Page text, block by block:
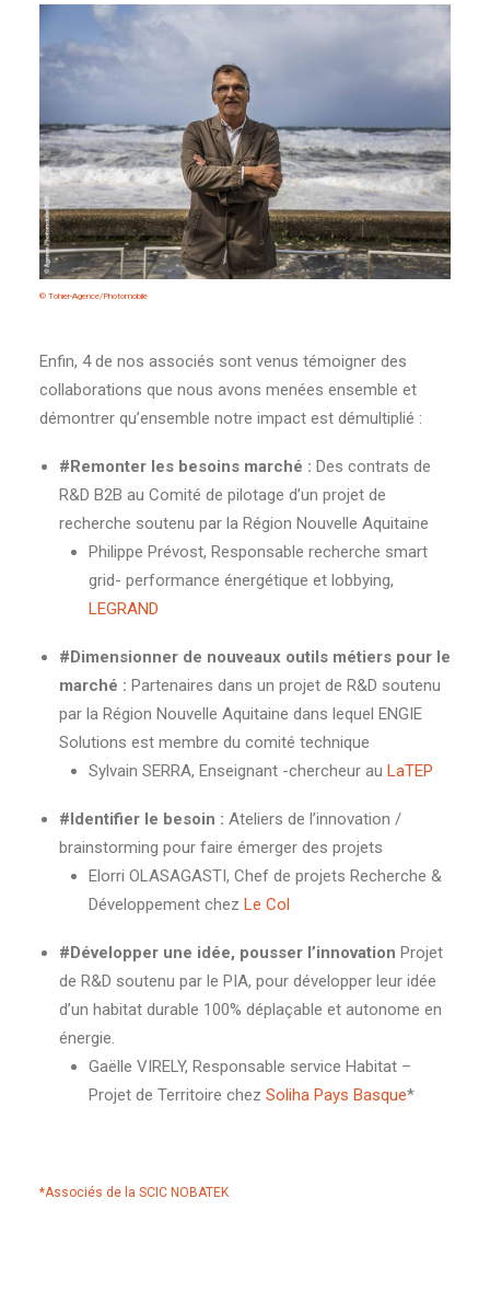
© Tohier-Agence/Photomobile
Enfin, 4 de nos associés sont venus témoigner des
collaborations que nous avons menées ensemble et
démontrer qu’ensemble notre impact est démultiplié :
#Remonter les besoins marché : Des contrats de
R&D B2B au Comité de pilotage d’un projet de
recherche soutenu par la Région Nouvelle Aquitaine
Philippe Prévost, Responsable recherche smart
grid- performance énergétique et lobbying,
LEGRAND
#Dimensionner de nouveaux outils métiers pour le
marché : Partenaires dans un projet de R&D soutenu
par la Région Nouvelle Aquitaine dans lequel ENGIE
Solutions est membre du comité technique
Sylvain SERRA, Enseignant -chercheur au LaTEP
#Identifier le besoin : Ateliers de l’innovation /
brainstorming pour faire émerger des projets
Elorri OLASAGASTI, Chef de projets Recherche &
Développement chez Le Col
#Développer une idée, pousser l’innovation Projet
de R&D soutenu par le PIA, pour développer leur idée
d’un habitat durable 100% déplaçable et autonome en
énergie.
Gaëlle VIRELY, Responsable service Habitat –
Projet de Territoire chez Soliha Pays Basque*
*Associés de la SCIC NOBATEK